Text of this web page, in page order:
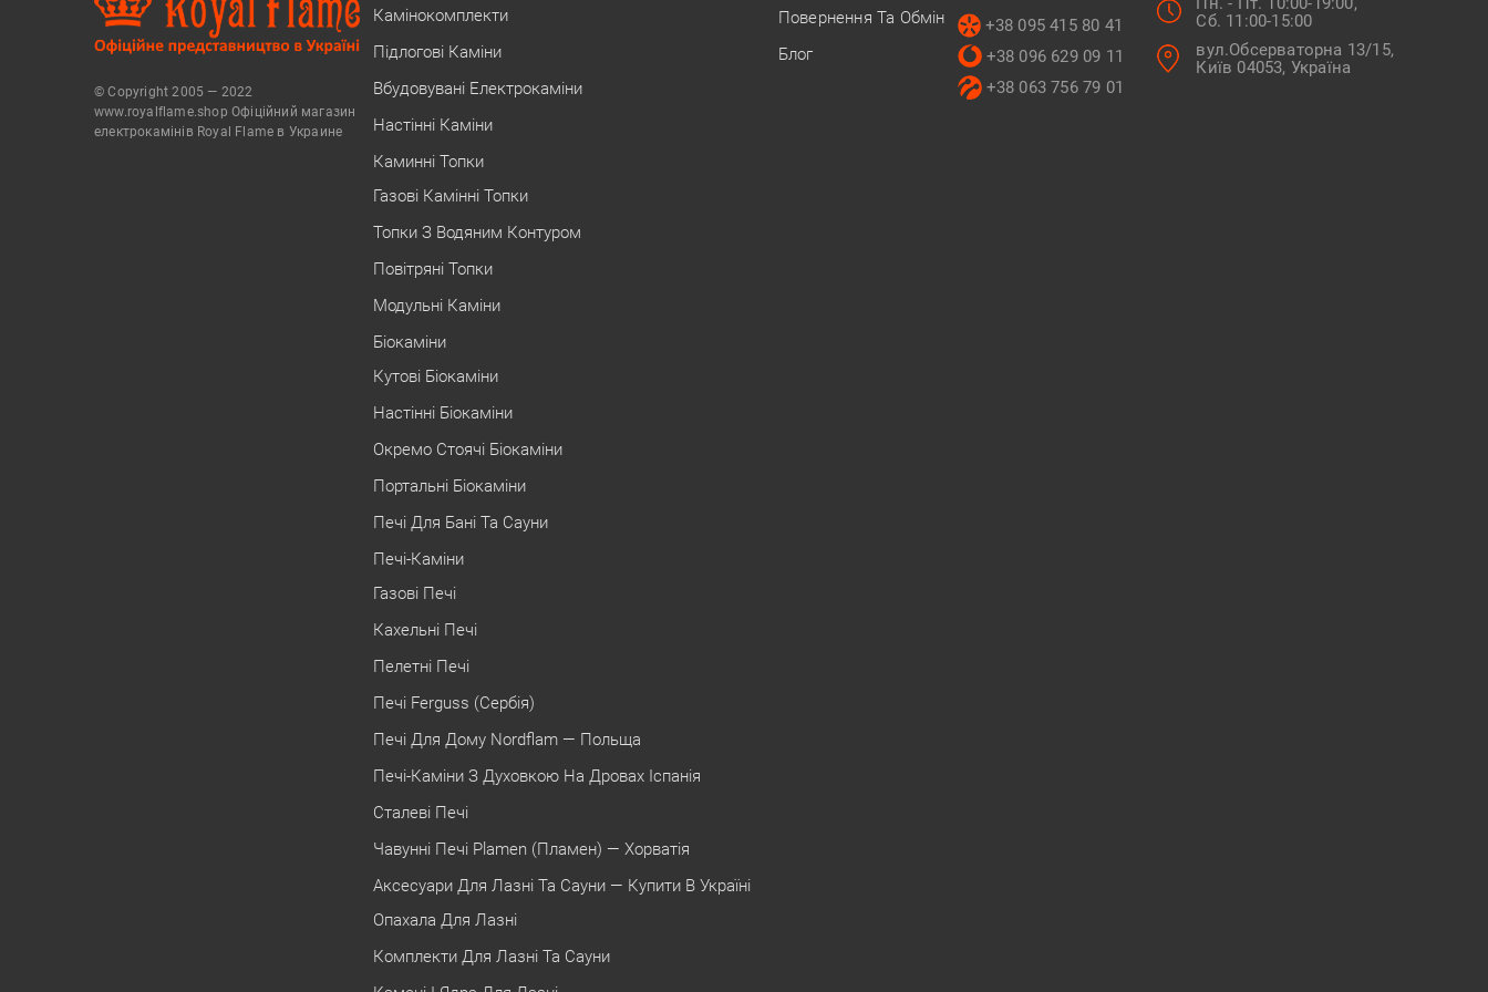
© Copyright 2005 — 2022
www.royalflame.shop Офіційний магазин
електрокамінів Royal Flame в Украине
Камінокомплекти
Підлогові Каміни
Вбудовувані Електрокаміни
Настінні Каміни
Каминні Топки
Газові Камінні Топки
Топки З Водяним Контуром
Повітряні Топки
Модульні Каміни
Біокаміни
Кутові Біокаміни
Настінні Біокаміни
Окремо Стоячі Біокаміни
Портальні Біокаміни
Печі Для Бані Та Сауни
Печі-Каміни
Газові Печі
Кахельні Печі
Пелетні Печі
Печі Ferguss (Сербія)
Печі Для Дому Nordflam — Польща
Печі-Каміни З Духовкою На Дровах Іспанія
Сталеві Печі
Чавунні Печі Plamen (Пламен) — Хорватія
Аксесуари Для Лазні Та Сауни — Купити В Україні
Опахала Для Лазні
Комплекти Для Лазні Та Сауни
Повернення Та Обмін
Блог
+38 095 415 80 41
+38 096 629 09 11
+38 063 756 79 01
Сб. 11:00-15:00
вул.Обсерваторна 13/15,
Київ 04053, Україна